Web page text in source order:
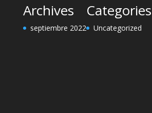
Archives
septiembre 2022
Categories
Uncategorized